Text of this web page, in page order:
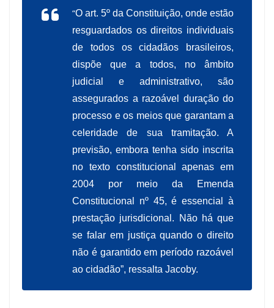
“O art. 5º da Constituição, onde estão
resguardados os direitos individuais
de todos os cidadãos brasileiros,
dispõe que a todos, no âmbito
judicial e administrativo, são
assegurados a razoável duração do
processo e os meios que garantam a
celeridade de sua tramitação. A
previsão, embora tenha sido inscrita
no texto constitucional apenas em
2004 por meio da Emenda
Constitucional nº 45, é essencial à
prestação jurisdicional. Não há que
se falar em justiça quando o direito
não é garantido em período razoável
ao cidadão”, ressalta Jacoby.